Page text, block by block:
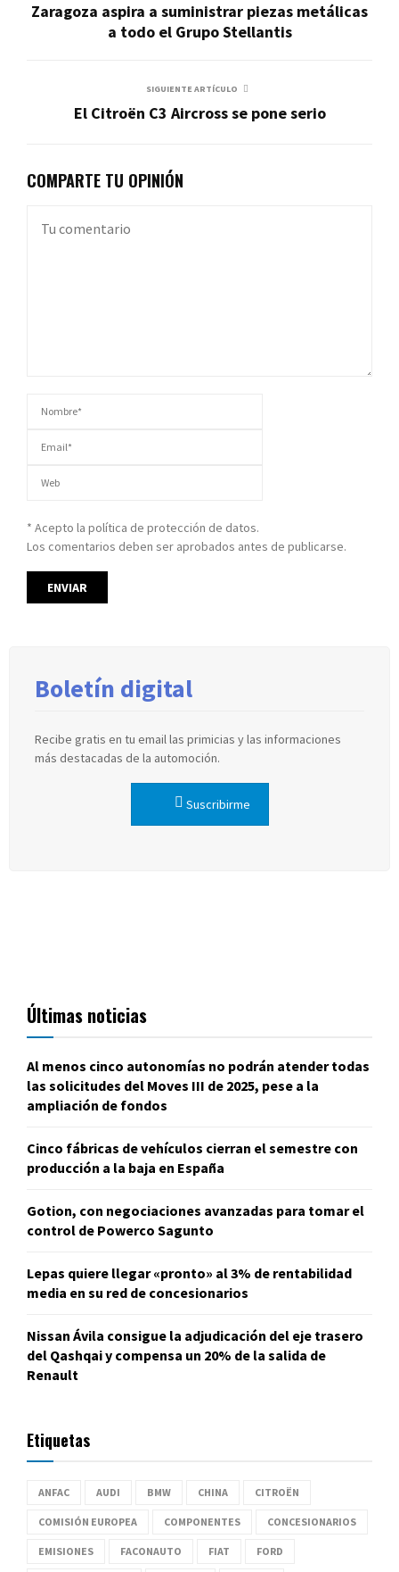
Zaragoza aspira a suministrar piezas metálicas
a todo el Grupo Stellantis
SIGUIENTE ARTÍCULO
El Citroën C3 Aircross se pone serio
COMPARTE TU OPINIÓN
* Acepto la política de protección de datos.
Los comentarios deben ser aprobados antes de publicarse.
Boletín digital
Recibe gratis en tu email las primicias y las informaciones
más destacadas de la automoción.
Suscribirme
Últimas noticias
Al menos cinco autonomías no podrán atender todas
las solicitudes del Moves III de 2025, pese a la
ampliación de fondos
Cinco fábricas de vehículos cierran el semestre con
producción a la baja en España
Gotion, con negociaciones avanzadas para tomar el
control de Powerco Sagunto
Lepas quiere llegar «pronto» al 3% de rentabilidad
media en su red de concesionarios
Nissan Ávila consigue la adjudicación del eje trasero
del Qashqai y compensa un 20% de la salida de
Renault
Etiquetas
ANFAC AUDI BMW CHINA CITROËN
COMISIÓN EUROPEA COMPONENTES CONCESIONARIOS
EMISIONES FACONAUTO FIAT FORD